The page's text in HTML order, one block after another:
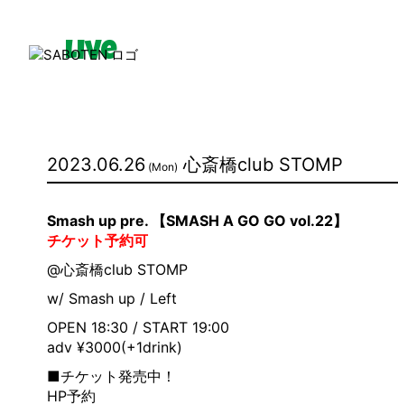
Media
Movie
Live
2023.06.26 (Mon) 心斎橋club STOMP
Smash up pre. 【SMASH A GO GO vol.22】
チケット予約可
@心斎橋club STOMP
w/ Smash up / Left
OPEN 18:30 / START 19:00
adv ¥3000(+1drink)
■チケット発売中！
HP予約